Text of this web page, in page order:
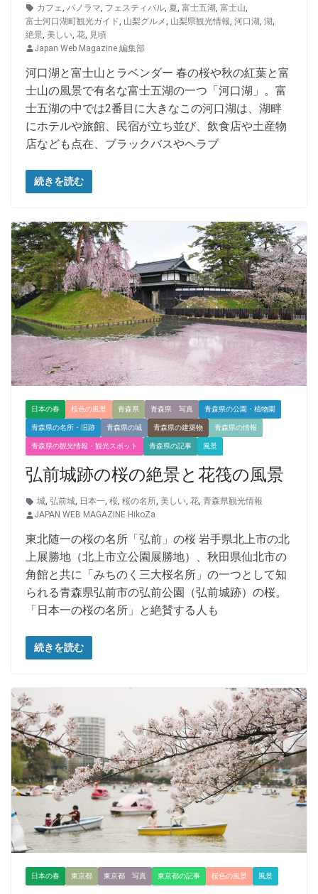
カフェ パノラマ フェスティバル 夏 富士五湖 富士山
富士河口湖町観光ガイド 山梨グルメ 山梨県観光情報 河口湖 湖
絶景 美しい 花 見頃
Japan Web Magazine 編集部
河口湖と富士山とラベンダー 春の桜や秋の紅葉と富
士山の風景で有名な富士五湖の一つ「河口湖」。富
士五湖の中では2番目に大きなこの河口湖は、湖畔
にホテルや旅館、民宿が立ち並び、飲食店や土産物
店なども点在、ブラックバスやヘラブ
続きを読む
日本の春 桜色の風景 青森県 青森県 写真 青森県の公園・植物園
青森県の名所・旧跡 青森県の城 青森県の建築物 青森県の情報
青森県の観光情報・観光スポット 青森県の記事 風景
弘前城跡の桜の絶景と花筏の風景
城, 弘前城, 日本一, 桜, 桜の名所, 美しい, 花, 青森県観光情報
JAPAN WEB MAGAZINE HikoZa
東北随一の桜の名所「弘前」の桜 岩手県北上市の北
上展勝地（北上市立公園展勝地）、秋田県仙北市の
角館と共に「みちのく三大桜名所」の一つとして知
られる青森県弘前市の弘前公園（弘前城跡）の桜。
「日本一の桜の名所」と絶賛する人も
続きを読む
日本の春 東京都 東京都 写真 東京都の記事 桜色の風景 風景